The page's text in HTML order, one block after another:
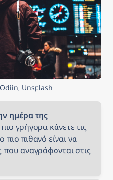
Unsplash
ημέρα της
γρήγορα κάνετε τις
πιο πιθανό είναι να
που αναγράφονται στις